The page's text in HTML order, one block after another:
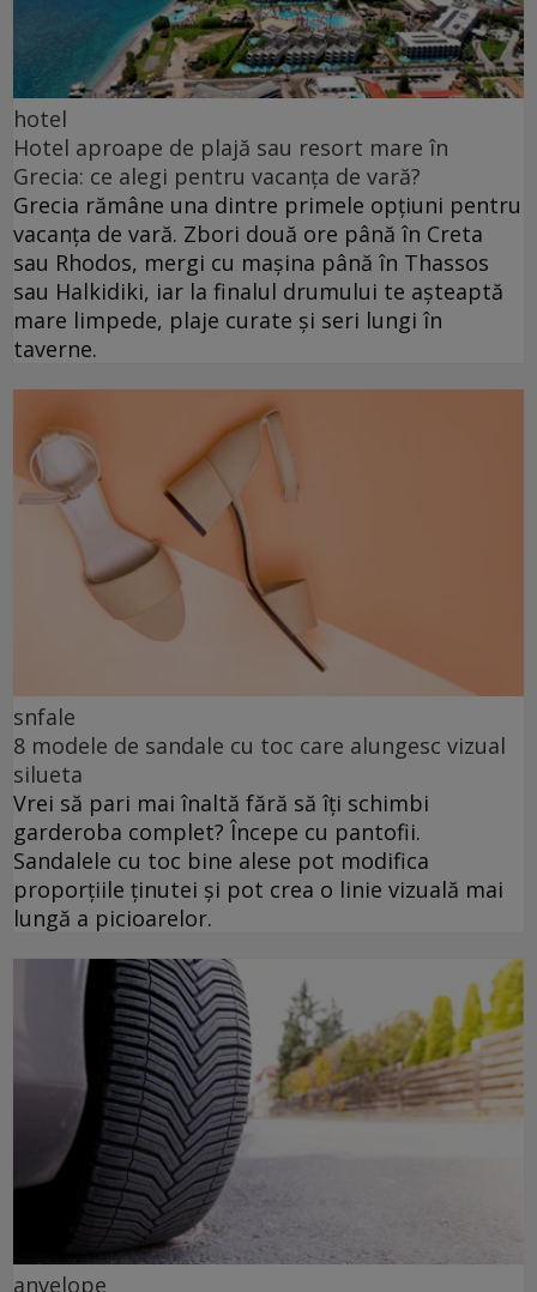
hotel
Hotel aproape de plajă sau resort mare în
Grecia: ce alegi pentru vacanța de vară?
Grecia rămâne una dintre primele opțiuni pentru
vacanța de vară. Zbori două ore până în Creta
sau Rhodos, mergi cu mașina până în Thassos
sau Halkidiki, iar la finalul drumului te așteaptă
mare limpede, plaje curate și seri lungi în
taverne.
snfale
8 modele de sandale cu toc care alungesc vizual
silueta
Vrei să pari mai înaltă fără să îți schimbi
garderoba complet? Începe cu pantofii.
Sandalele cu toc bine alese pot modifica
proporțiile ținutei și pot crea o linie vizuală mai
lungă a picioarelor.
anvelope